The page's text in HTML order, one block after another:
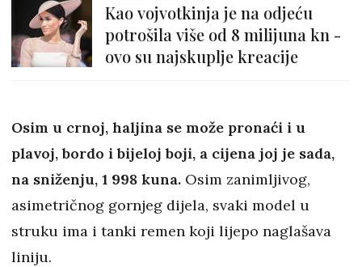
Kao vojvotkinja je na odjeću
potrošila više od 8 milijuna kn -
ovo su najskuplje kreacije
Osim u crnoj, haljina se može pronaći i u
plavoj, bordo i bijeloj boji, a cijena joj je sada,
na sniženju, 1 998 kuna. Osim zanimljivog,
asimetričnog gornjeg dijela, svaki model u
struku ima i tanki remen koji lijepo naglašava
liniju.